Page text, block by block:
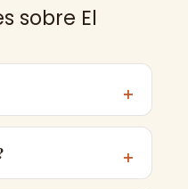
sobre El